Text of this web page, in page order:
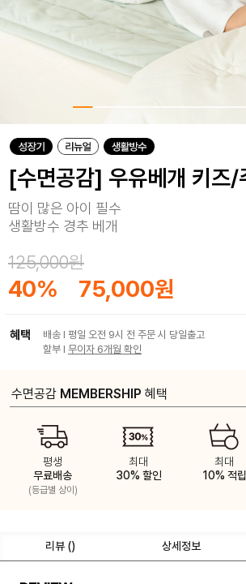
[수면공감] 우유베개 키즈/
땀이 많은 아이 필수
생활방수 경추 베개
125,000원
40% 75,000원
혜택
배송 I 평일 오전 9시 전 주문 시 당일출고
할부 I 무이자 6개월 확인
수면공감 MEMBERSHIP 혜택
평생
무료배송
(등급별 상이)
최대
30% 할인
최대
10% 적립
리뷰 () 상세정보